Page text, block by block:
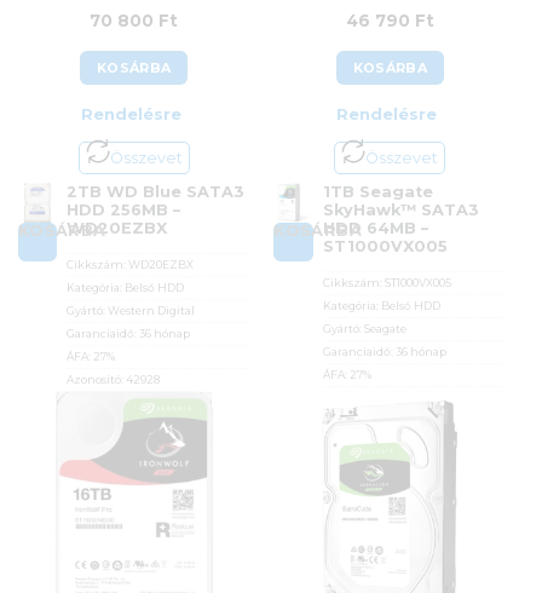
Értékelés:
/ 5
70 800 Ft
KOSÁRBA
Rendelésre
Összevet
KOSÁRBA
2TB WD Blue SATA3
HDD 256MB –
WD20EZBX
Cikkszám: WD20EZBX
Kategória: Belső HDD
Gyártó: Western Digital
Garanciaidő: 36 hónap
ÁFA: 27%
Azonosító: 42928
46 790 Ft
KOSÁRBA
Rendelésre
Összevet
KOSÁRBA
1TB Seagate
SkyHawk™ SATA3
HDD 64MB –
ST1000VX005
Cikkszám: ST1000VX005
Kategória: Belső HDD
Gyártó: Seagate
Garanciaidő: 36 hónap
ÁFA: 27%
46 790